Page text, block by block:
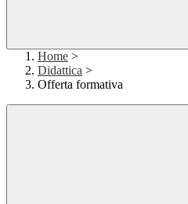
Home >
Didattica >
Offerta formativa